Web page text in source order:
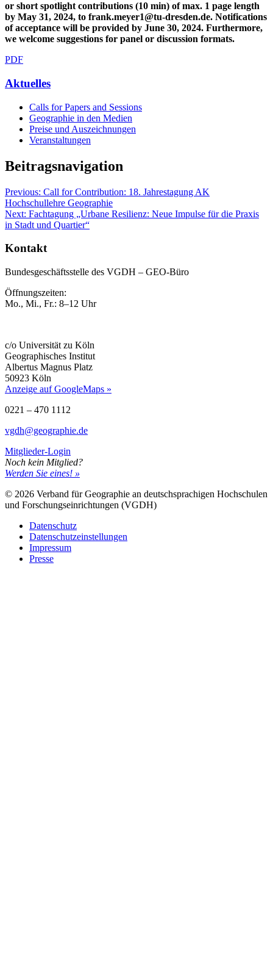
or short spotlight contributions (10 min) of max. 1 page length
by May 31, 2024, to frank.meyer1@tu-dresden.de. Notifications
ofacceptance will be provided by June 30, 2024. Furthermore,
we welcome suggestions for panel or discussion formats.
PDF
Aktuelles
Calls for Papers and Sessions
Geographie in den Medien
Preise und Auszeichnungen
Veranstaltungen
Beitragsnavigation
Previous: Call for Contribution: 18. Jahrestagung AK
Hochschullehre Geographie
Next: Fachtagung „Urbane Resilienz: Neue Impulse für die Praxis
in Stadt und Quartier“
Kontakt
Bundesgeschäftsstelle des VGDH – GEO-Büro
Öffnungszeiten:
Mo., Mi., Fr.: 8–12 Uhr
c/o Universität zu Köln
Geographisches Institut
Albertus Magnus Platz
50923 Köln
Anzeige auf GoogleMaps »
0221 – 470 1112
vgdh@geographie.de
Mitglieder-Login
Noch kein Mitglied?
Werden Sie eines! »
© 2026 Verband für Geographie an deutschsprachigen Hochschulen
und Forschungseinrichtungen (VGDH)
Datenschutz
Datenschutzeinstellungen
Impressum
Presse